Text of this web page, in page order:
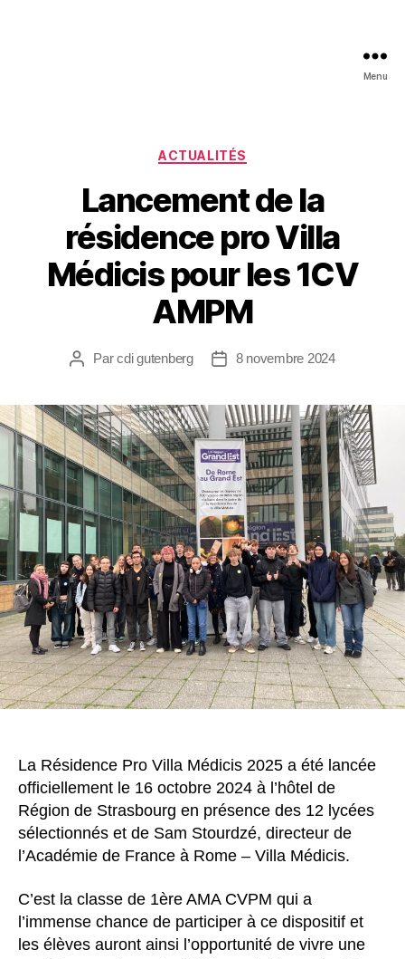
Menu
ACTUALITÉS
Lancement de la
résidence pro Villa
Médicis pour les 1CV
AMPM
Parcdi gutenberg 8 novembre 2024
La Résidence Pro Villa Médicis 2025 a été lancée
officiellement le 16 octobre 2024 à l’hôtel de
Région de Strasbourg en présence des 12 lycées
sélectionnés et de Sam Stourdzé, directeur de
l’Académie de France à Rome – Villa Médicis.
C’est la classe de 1ère AMA CVPM qui a
l’immense chance de participer à ce dispositif et
les élèves auront ainsi l’opportunité de vivre une